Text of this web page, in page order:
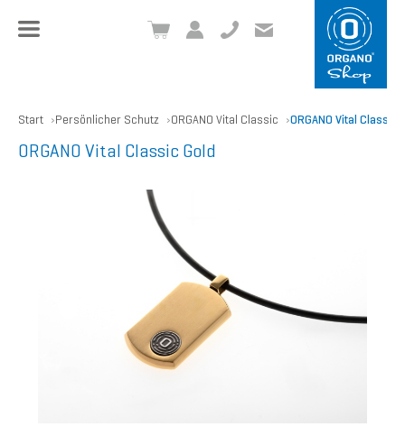
+49 8504 957999-0
ano.ch
Start Persönlicher Schutz ORGANO Vital Classic ORGANO Vital Classic
ORGANO Vital Classic Gold